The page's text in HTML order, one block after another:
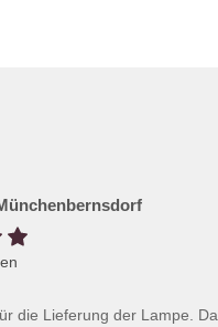
die Lieferung der Lampe.